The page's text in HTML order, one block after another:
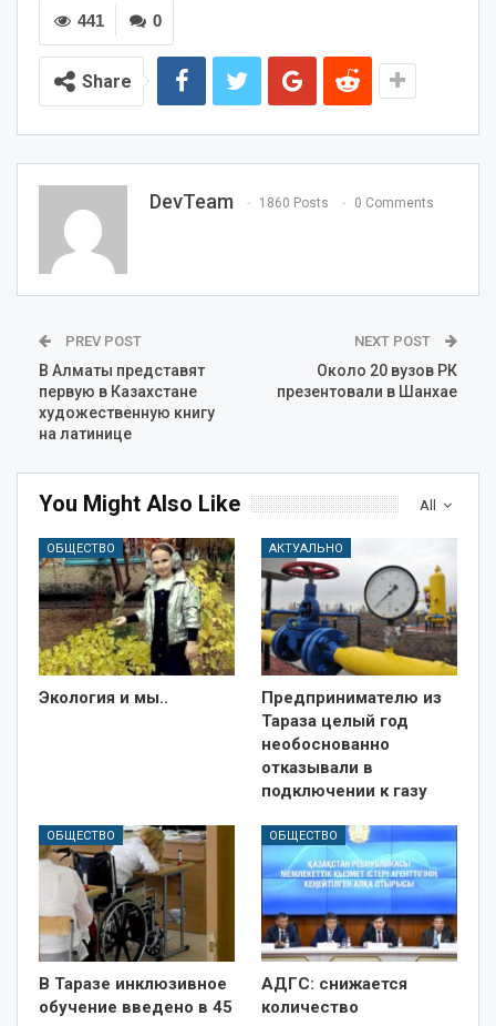
0
441
Share
DevTeam 1860 Posts 0 Comments
PREV POST
В Алматы представят
первую в Казахстане
художественную книгу
на латинице
NEXT POST
Около 20 вузов РК
презентовали в Шанхае‍
All
You Might Also Like
ОБЩЕСТВО
Экология и мы..
АКТУАЛЬНО
Предпринимателю из
Тараза целый год
необоснованно
отказывали в
подключении к газу
ОБЩЕСТВО
В Таразе инклюзивное
обучение введено в 45
ОБЩЕСТВО
АДГС: снижается
количество